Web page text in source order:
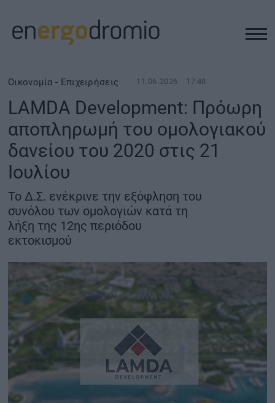
ΥΠΟΔΟΜΕΣ
REAL ESTATE
ΠΕΡΙΒΑΛΛΟΝ
ΕΝΕΡΓΕΙΑ
ΜΕΤΑΦΟΡΕΣ - ΗΛΕΚΤΡΟΚΙΝΗΣΗ
ΨΗΦΙΑΚΟΣ ΚΟΣΜΟΣ
ΟΙΚΟΝΟΜΙΑ - ΕΠΙΧΕΙΡΗΣΕΙΣ
MY PROPERTY
ΚΑΡΑΜΠΟΛΕΣ
Οικονομία - Επιχειρήσεις 11.06.2026 17:48
LAMDA Development: Πρόωρη
αποπληρωμή του ομολογιακού
δανείου του 2020 στις 21
Ιουλίου
Το Δ.Σ. ενέκρινε την εξόφληση του
συνόλου των ομολογιών κατά τη
λήξη της 12ης περιόδου
εκτοκισμού